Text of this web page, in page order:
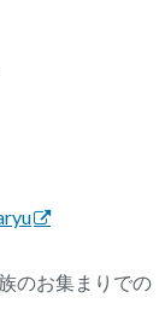
のお集まりでの